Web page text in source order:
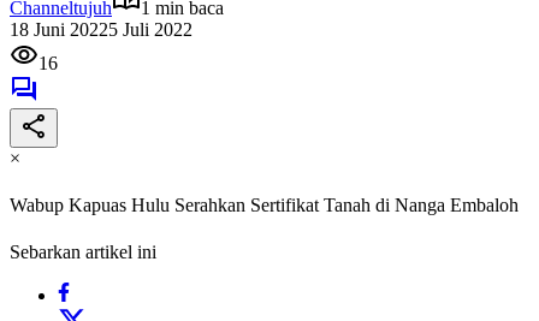
Channeltujuh
1 min baca
18 Juni 20225 Juli 2022
16
×
Wabup Kapuas Hulu Serahkan Sertifikat Tanah di Nanga Embaloh
Sebarkan artikel ini